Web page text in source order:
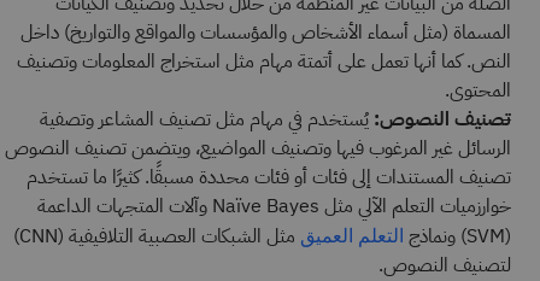
المسماة (مثل أسماء الأشخاص والمؤسسات والمواقع والتواريخ) داخل
النص. كما أنها تعمل على أتمتة مهام مثل استخراج المعلومات وتصنيف
المحتوى.
تصنيف النصوص: يُستخدم في مهام مثل تصنيف المشاعر وتصفية
الرسائل غير المرغوب فيها وتصنيف المواضيع، ويتضمن تصنيف النصوص
تصنيف المستندات إلى فئات أو فئات محددة مسبقًا. كثيرًا ما تستخدم
خوارزميات التعلم الآلي مثل Naïve Bayes وآلات المتجهات الداعمة
(SVM) ونماذج
التعلم العميق مثل الشبكات العصبية
التلافيفية (CNN)
لتصنيف النصوص.